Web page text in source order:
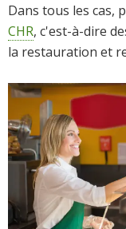
Dans tous les cas,
CHR, c'est-à-dire
la restauration et